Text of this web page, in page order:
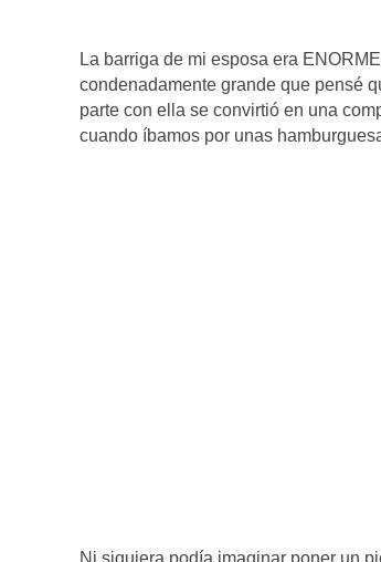
La barriga de mi esposa era
condenadamente grande que pensé
parte con ella se convirtió en una
cuando íbamos por unas